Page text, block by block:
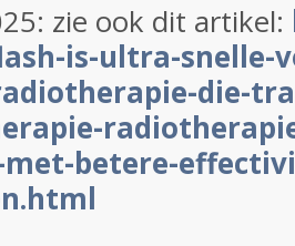
zie ook dit artikel:
is-ultra-snelle-
die-
met-betere-